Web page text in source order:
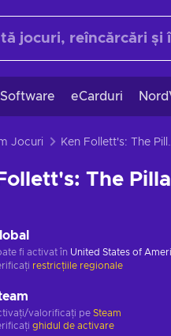
Software eCarduri
Jocuri Ken
The
fi activat în United States of
restricțiile regionale
valorificați pe Steam
ghidul de activare